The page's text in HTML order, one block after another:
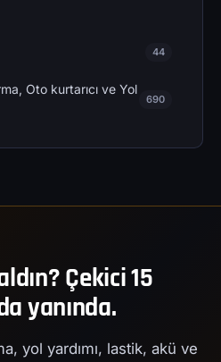
44
Oto kurtarıcı ve Yol
690
Çekici 15
yanında.
yol yardımı, lastik, akü ve